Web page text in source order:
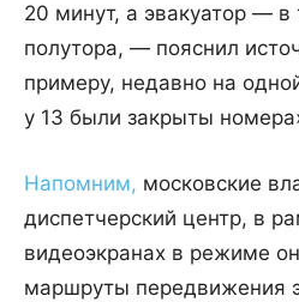
20 минут, а эвакуатор — в
полутора, — пояснил
примеру, недавно на
у 13 были закрыты
Напомним, московские
диспетчерский центр, в
видеоэкранах в режиме
маршруты передвижения